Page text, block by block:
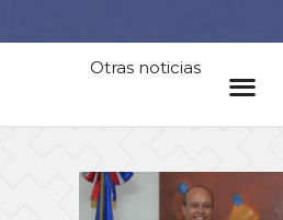
Otras noticias